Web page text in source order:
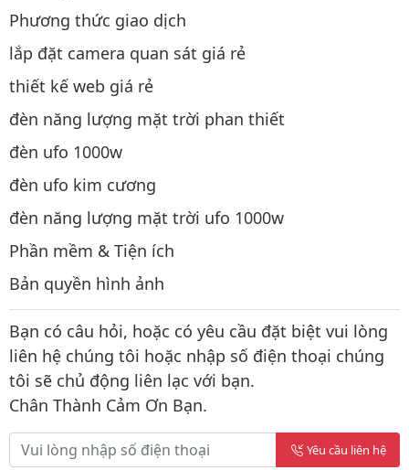
Phương thức giao dịch
lắp đặt camera quan sát giá rẻ
thiết kế web giá rẻ
đèn năng lượng mặt trời phan thiết
đèn ufo 1000w
đèn ufo kim cương
đèn năng lượng mặt trời ufo 1000w
Phần mềm & Tiện ích
Bản quyền hình ảnh
Bạn có câu hỏi, hoặc có yêu cầu đặt biệt vui lòng
liên hệ chúng tôi hoặc nhập số điện thoại chúng
tôi sẽ chủ động liên lạc với bạn.
Chân Thành Cảm Ơn Bạn.
Yêu cầu liên hệ